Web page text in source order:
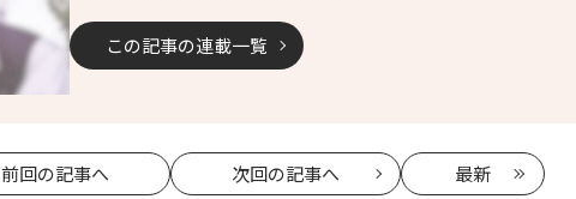
この記事の連載一覧
前回の記事へ 次回の記事へ 最新